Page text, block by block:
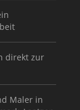
direkt zur
Maler in